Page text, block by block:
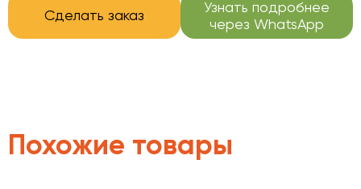
Сделать заказ
Узнать подробнее
через WhatsApp
Похожие товары